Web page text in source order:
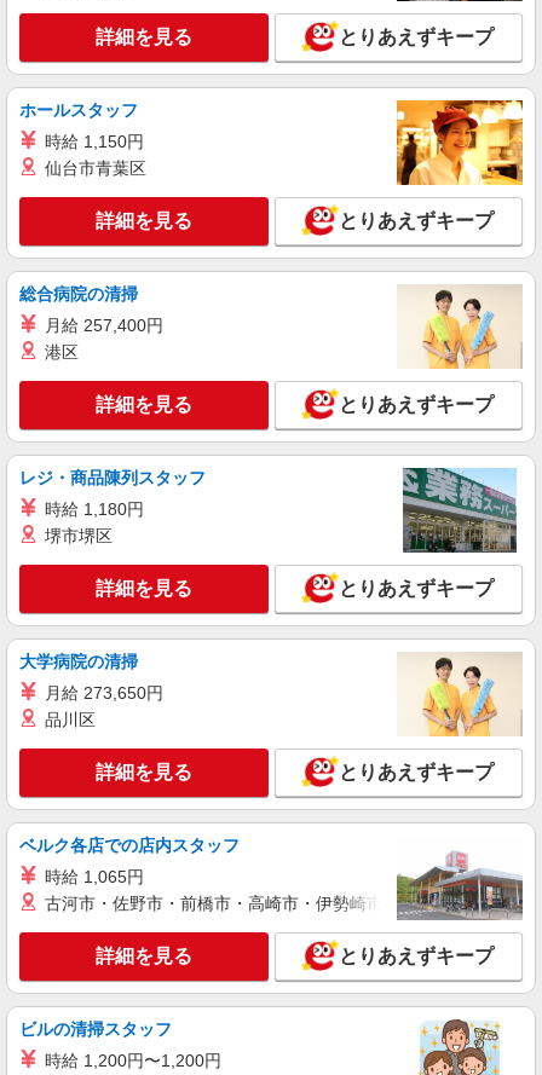
ます。 ★年1回、昇給・昇格制度あり・賞与あり
※当社規定あり ※アルバイト除く
埼玉県ふじみ野市大井中央二丁目20番1号
キープ 詳細を見る
ケーズデンキ ふじみ野店
時給1,395円〜1,495円 （勤務時間・日数・曜
日等による） ★上記時給は入社月含め最大3ヶ月
間として、それ以降は 1,195円〜1,295円の時給
となります。 ★年1回、昇給・昇格制度あり・賞
与あり ※当社規定あり ※アルバイト除く
★上記時給はスタート時の時給です。
埼玉県ふじみ野市大井中央二丁目20番1号
キープ 詳細を見る
ケーズデンキ ふじみ野店
時給1,395円〜1,495円 （勤務時間・日数・曜
日等による） ★上記時給は入社月含め最大3ヶ月
間として、それ以降は 1,195円〜1,295円の時給
与あり ※当社規定あり ※アルバイト除く
★上記時給はスタート時の時給です。
埼玉県ふじみ野市大井中央二丁目20番1号
詳細を見る
詳細を見る とりあえずキープ
ホールスタッフ
時給 1,150円
仙台市青葉区
詳細を見る とりあえずキープ
総合病院の清掃
月給 257,400円
港区
詳細を見る とりあえずキープ
レジ・商品陳列スタッフ
時給 1,180円
堺市堺区
詳細を見る とりあえずキープ
大学病院の清掃
月給 273,650円
品川区
詳細を見る とりあえずキープ
ベルク各店での店内スタッフ
時給 1,065円
古河市・佐野市・前橋市・高崎市・伊勢崎市・太田市・館林市
詳細を見る とりあえずキープ
ビルの清掃スタッフ
時給 1,200円〜1,200円